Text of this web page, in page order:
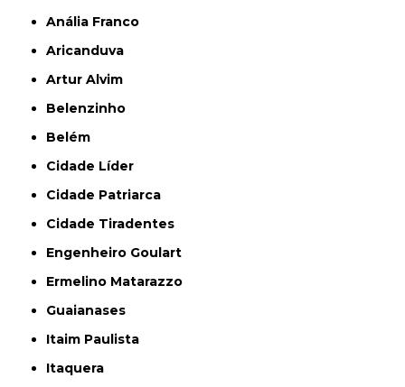
Anália Franco
Aricanduva
Artur Alvim
Belenzinho
Belém
Cidade Líder
Cidade Patriarca
Cidade Tiradentes
Engenheiro Goulart
Ermelino Matarazzo
Guaianases
Itaim Paulista
Itaquera